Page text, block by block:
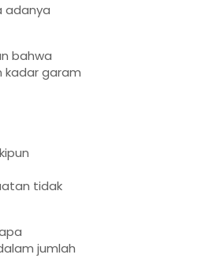
adanya
bahwa
kadar garam
tidak
jumlah